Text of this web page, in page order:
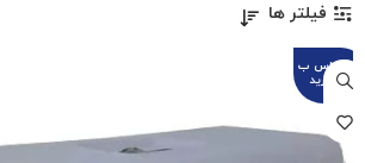
فیلتر ها
تماس ب
گیرید